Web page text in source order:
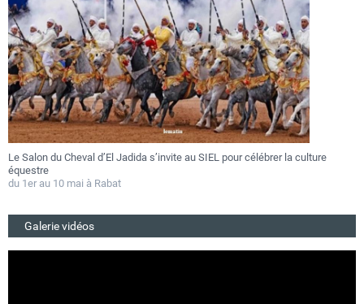
Le Salon du Cheval d’El Jadida s’invite au SIEL pour célébrer la culture
équestre
du 1er au 10 mai à Rabat
Galerie vidéos